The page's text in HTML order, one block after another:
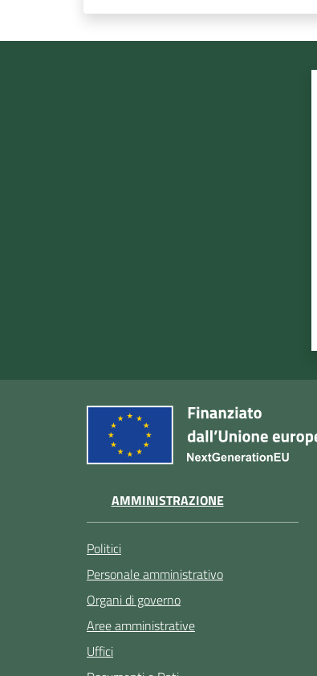
AMMINISTRAZIONE
Politici
Personale amministrativo
Organi di governo
Aree amministrative
Uffici